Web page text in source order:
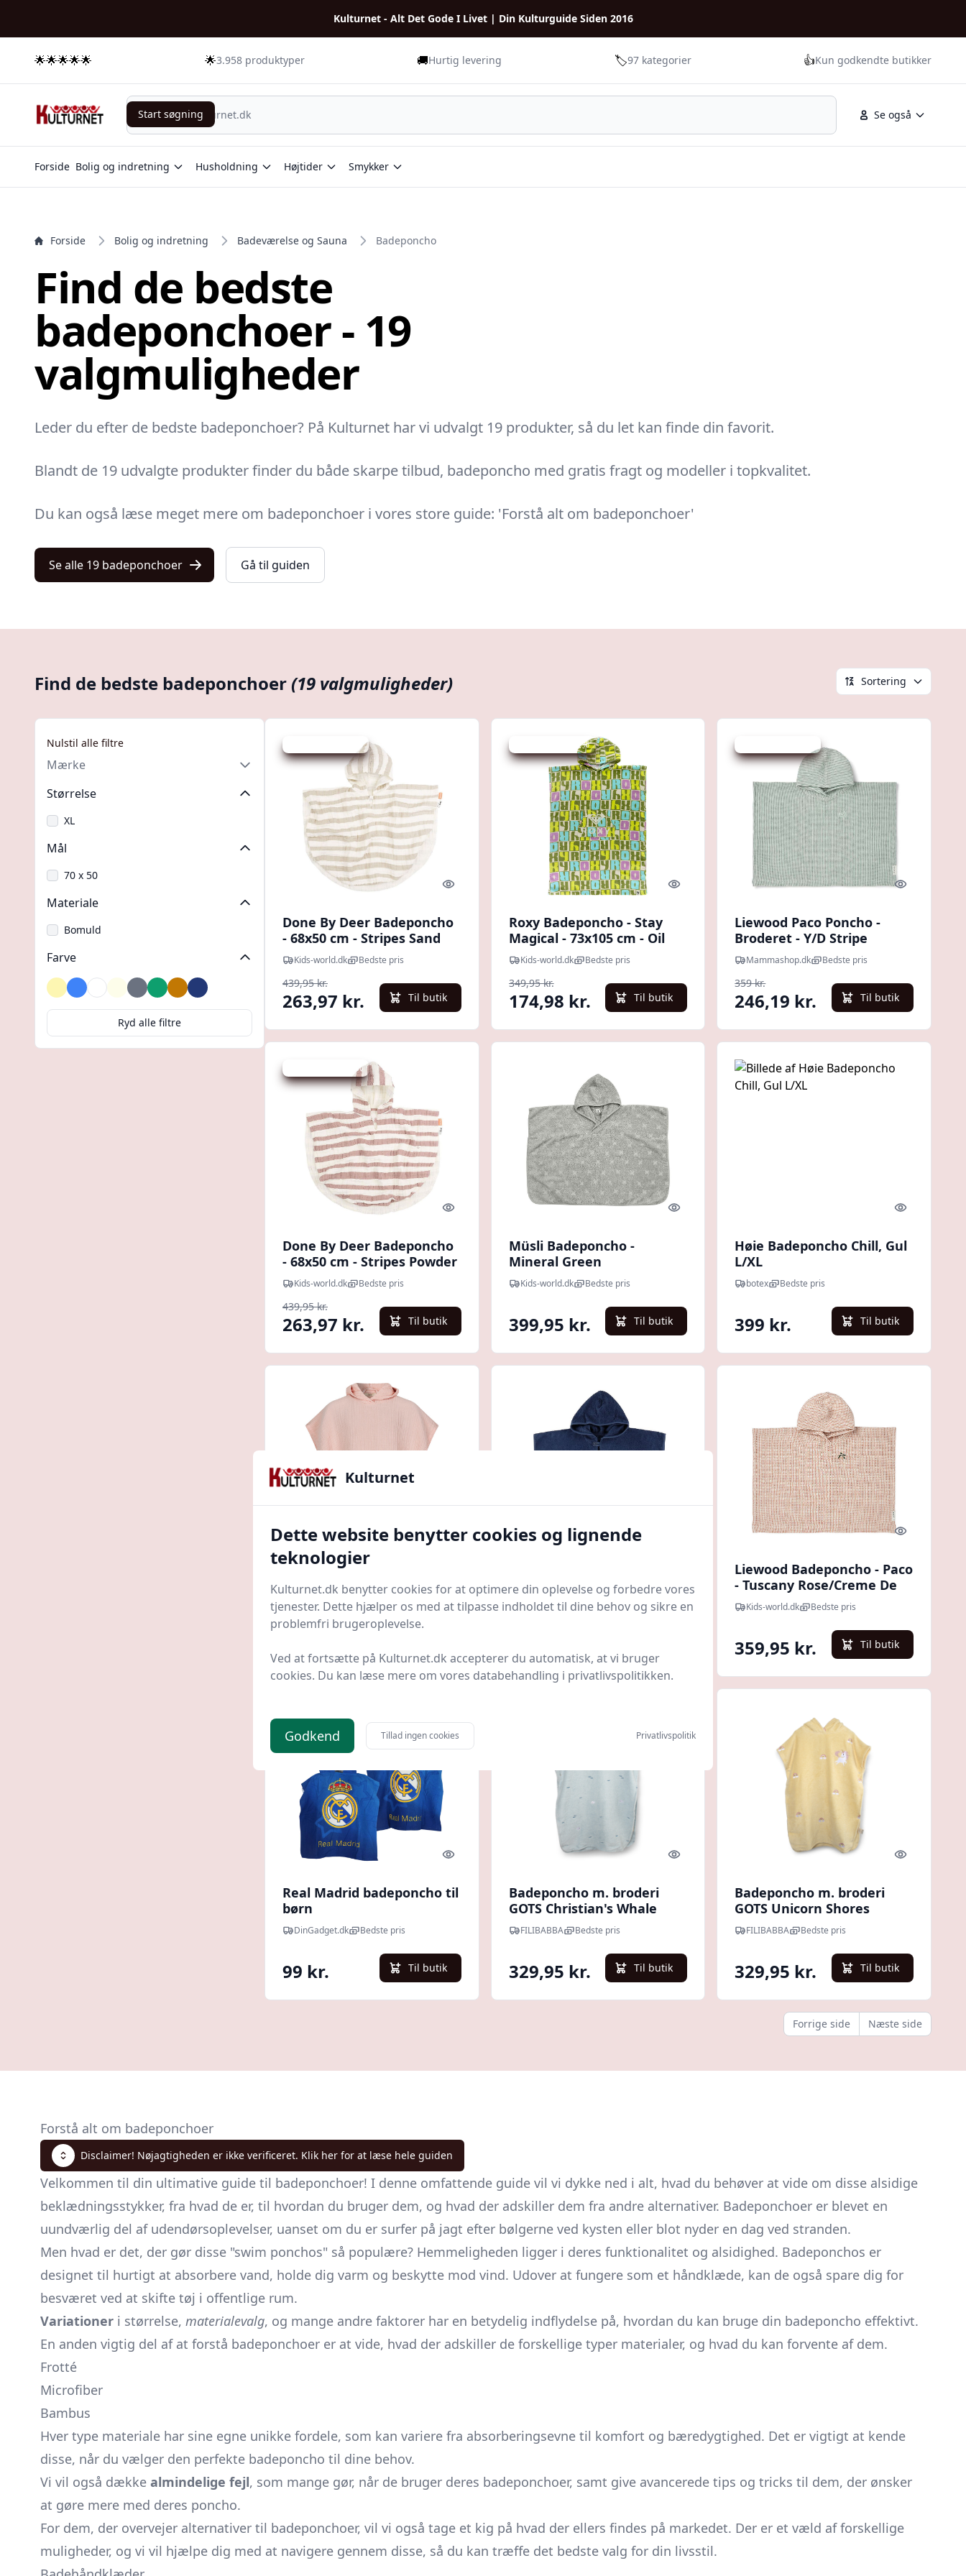
Kulturnet - Alt Det Gode I Livet | Din Kulturguide Siden 2016
🌟🌟🌟🌟🌟 🌟3.958 produktyper 🚚Hurtig levering 🏷️97 kategorier 👍Kun godkendte butikker
Se også
Start søgning
Start søgning
Forside Bolig og indretning Husholdning Højtider Smykker
Forside Bolig og indretning Badeværelse og Sauna Badeponcho
Find de bedste
badeponchoer - 19
valgmuligheder
Leder du efter de bedste badeponchoer? På Kulturnet har vi udvalgt 19 produkter, så du let kan finde din favorit.
Blandt de 19 udvalgte produkter finder du både skarpe tilbud, badeponcho med gratis fragt og modeller i topkvalitet.
Du kan også læse meget mere om badeponchoer i vores store guide: 'Forstå alt om badeponchoer'
Se alle 19 badeponchoer Gå til guiden
Find de bedste badeponchoer(19 valgmuligheder) Sortering
Nulstil alle filtre
Mærke
Størrelse
XL
Mål
70 x 50
Materiale
Bomuld
Farve
Beige
Blå Brun Creme
GråGrønGulMarineblå
Ryd alle filtre
Udsalg - spar 40 %
Quick look
Done By Deer Badeponcho
- 68x50 cm - Stripes Sand
Kids-world.dk Bedste pris
439,95 kr.
263,97 kr. Til butik
Udsalg - spar 50 %
Quick look
Roxy Badeponcho - Stay
Magical - 73x105 cm - Oil
Green Letter
Kids-world.dk Bedste pris
349,95 kr.
174,98 kr. Til butik
Quick look
Liewood Paco Poncho -
Broderet - Y/D Stripe
Peppermint/Creme de la
Creme
Mammashop.dk Bedste pris
359 kr.
246,19 kr. Til butik
Udsalg - spar 40 %
Quick look
Done By Deer Badeponcho
- 68x50 cm - Stripes Powder
Kids-world.dk Bedste pris
439,95 kr.
263,97 kr. Til butik
Quick look
Müsli Badeponcho -
Mineral Green
Kids-world.dk Bedste pris
399,95 kr. Til butik
Quick look
Høie Badeponcho Chill, Gul
L/XL
botex Bedste pris
399 kr. Til butik
Quick look
Lille Kanin Badeponcho -
Rose Smoke
Kids-world.dk Bedste pris
309,95 kr.
Badeponcho m.
Hætte/Lomme - 70x50 cm -
Navy
Kids-world.dk Bedste pris
224,95 kr.
Quick look
Liewood Badeponcho - Paco
- Tuscany Rose/Creme De
La Creme
Kids-world.dk Bedste pris
359,95 kr. Til butik
Quick look
Real Madrid badeponcho til
børn
DinGadget.dk Bedste pris
99 kr. Til butik
Quick look
Badeponcho m. broderi
GOTS Christian's Whale
Tales
FILIBABBA Bedste pris
329,95 kr. Til butik
Quick look
Badeponcho m. broderi
GOTS Unicorn Shores
FILIBABBA Bedste pris
329,95 kr. Til butik
Forrige side Næste side
Forstå alt om badeponchoer
Disclaimer! Nøjagtigheden er ikke verificeret. Klik her for at læse hele guiden
Velkommen til din ultimative guide til badeponchoer! I denne omfattende guide vil vi dykke ned i alt, hvad du behøver at vide om disse alsidige
beklædningsstykker, fra hvad de er, til hvordan du bruger dem, og hvad der adskiller dem fra andre alternativer. Badeponchoer er blevet en
uundværlig del af udendørsoplevelser, uanset om du er surfer på jagt efter bølgerne ved kysten eller blot nyder en dag ved stranden.
Men hvad er det, der gør disse "swim ponchos" så populære? Hemmeligheden ligger i deres funktionalitet og alsidighed. Badeponchos er
designet til hurtigt at absorbere vand, holde dig varm og beskytte mod vind. Udover at fungere som et håndklæde, kan de også spare dig for
besværet ved at skifte tøj i offentlige rum.
Variationer i størrelse, materialevalg, og mange andre faktorer har en betydelig indflydelse på, hvordan du kan bruge din badeponcho effektivt.
En anden vigtig del af at forstå badeponchoer er at vide, hvad der adskiller de forskellige typer materialer, og hvad du kan forvente af dem.
Frotté
Microfiber
Bambus
Hver type materiale har sine egne unikke fordele, som kan variere fra absorberingsevne til komfort og bæredygtighed. Det er vigtigt at kende
disse, når du vælger den perfekte badeponcho til dine behov.
Vi vil også dække almindelige fejl, som mange gør, når de bruger deres badeponchoer, samt give avancerede tips og tricks til dem, der ønsker
at gøre mere med deres poncho.
For dem, der overvejer alternativer til badeponchoer, vil vi også tage et kig på hvad der ellers findes på markedet. Der er et væld af forskellige
muligheder, og vi vil hjælpe dig med at navigere gennem disse, så du kan træffe det bedste valg for din livsstil.
Kulturnet
Dette website benytter cookies og lignende
teknologier
Kulturnet.dk benytter cookies for at optimere din oplevelse og forbedre vores
tjenester. Dette hjælper os med at tilpasse indholdet til dine behov og sikre en
problemfri brugeroplevelse.
Ved at fortsætte på Kulturnet.dk accepterer du automatisk, at vi bruger
cookies. Du kan læse mere om vores databehandling i privatlivspolitikken.
Godkend Tillad ingen cookies Privatlivspolitik